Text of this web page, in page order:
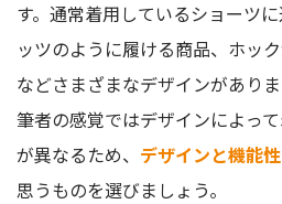
す。通常着用しているショーツ
ッツのように履ける商品、ホッ
などさまざまなデザインがありま
筆者の感覚ではデザインによっ
が異なるため、 デザインと機能
思うものを選びましょう。